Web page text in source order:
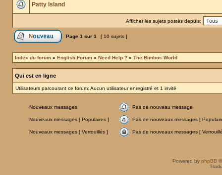
Patty Island
Afficher les sujets postés depuis:
Page 1 sur 1 [ 10 sujets ]
Index du forum » English Forum » Need Help ? » The Bimbos World
Qui est en ligne
Utilisateurs parcourant ce forum: Aucun utilisateur enregistré et 1 invité
Nouveaux messages Pas de nouveau message
Nouveaux messages [ Populaires ] Pas de nouveaux messages [
Nouveaux messages [ Verrouillés ] Pas de nouveaux messages [
Powered by phpBB